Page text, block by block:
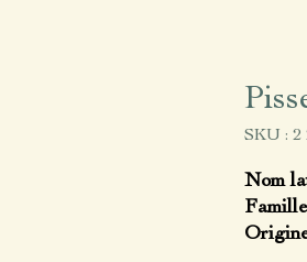
SKU : 2
Nom
Famille